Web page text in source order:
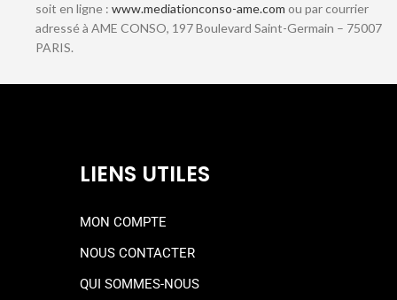
soit en ligne : www.mediationconso-ame.com ou par courrier
adressé à AME CONSO, 197 Boulevard Saint-Germain – 75007
PARIS.
LIENS UTILES
MON COMPTE
NOUS CONTACTER
QUI SOMMES-NOUS